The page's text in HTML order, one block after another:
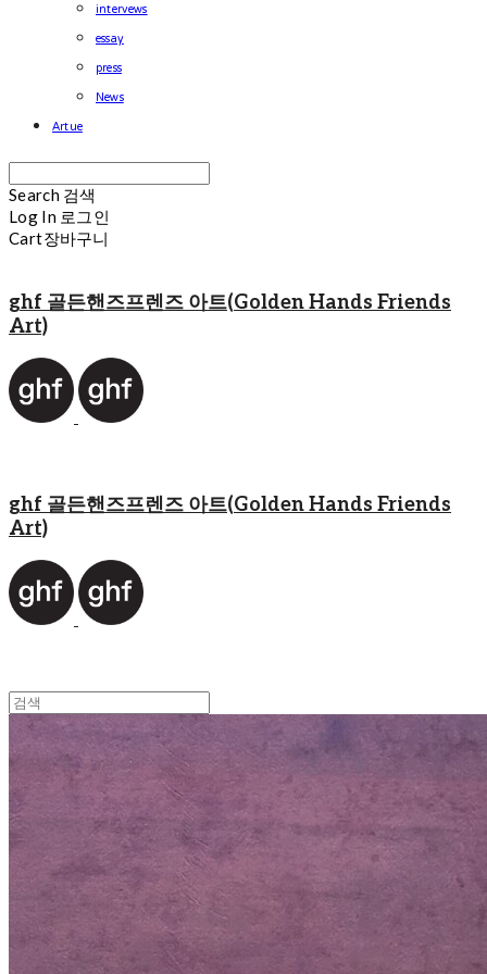
intervews
essay
press
News
Artue
Search 검색
Log In 로그인
Cart장바구니
ghf 골든핸즈프렌즈 아트(Golden Hands Friends
Art)
ghf 골든핸즈프렌즈 아트(Golden Hands Friends
Art)